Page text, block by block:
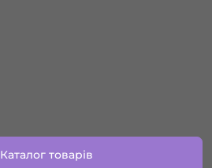
Каталог товарів